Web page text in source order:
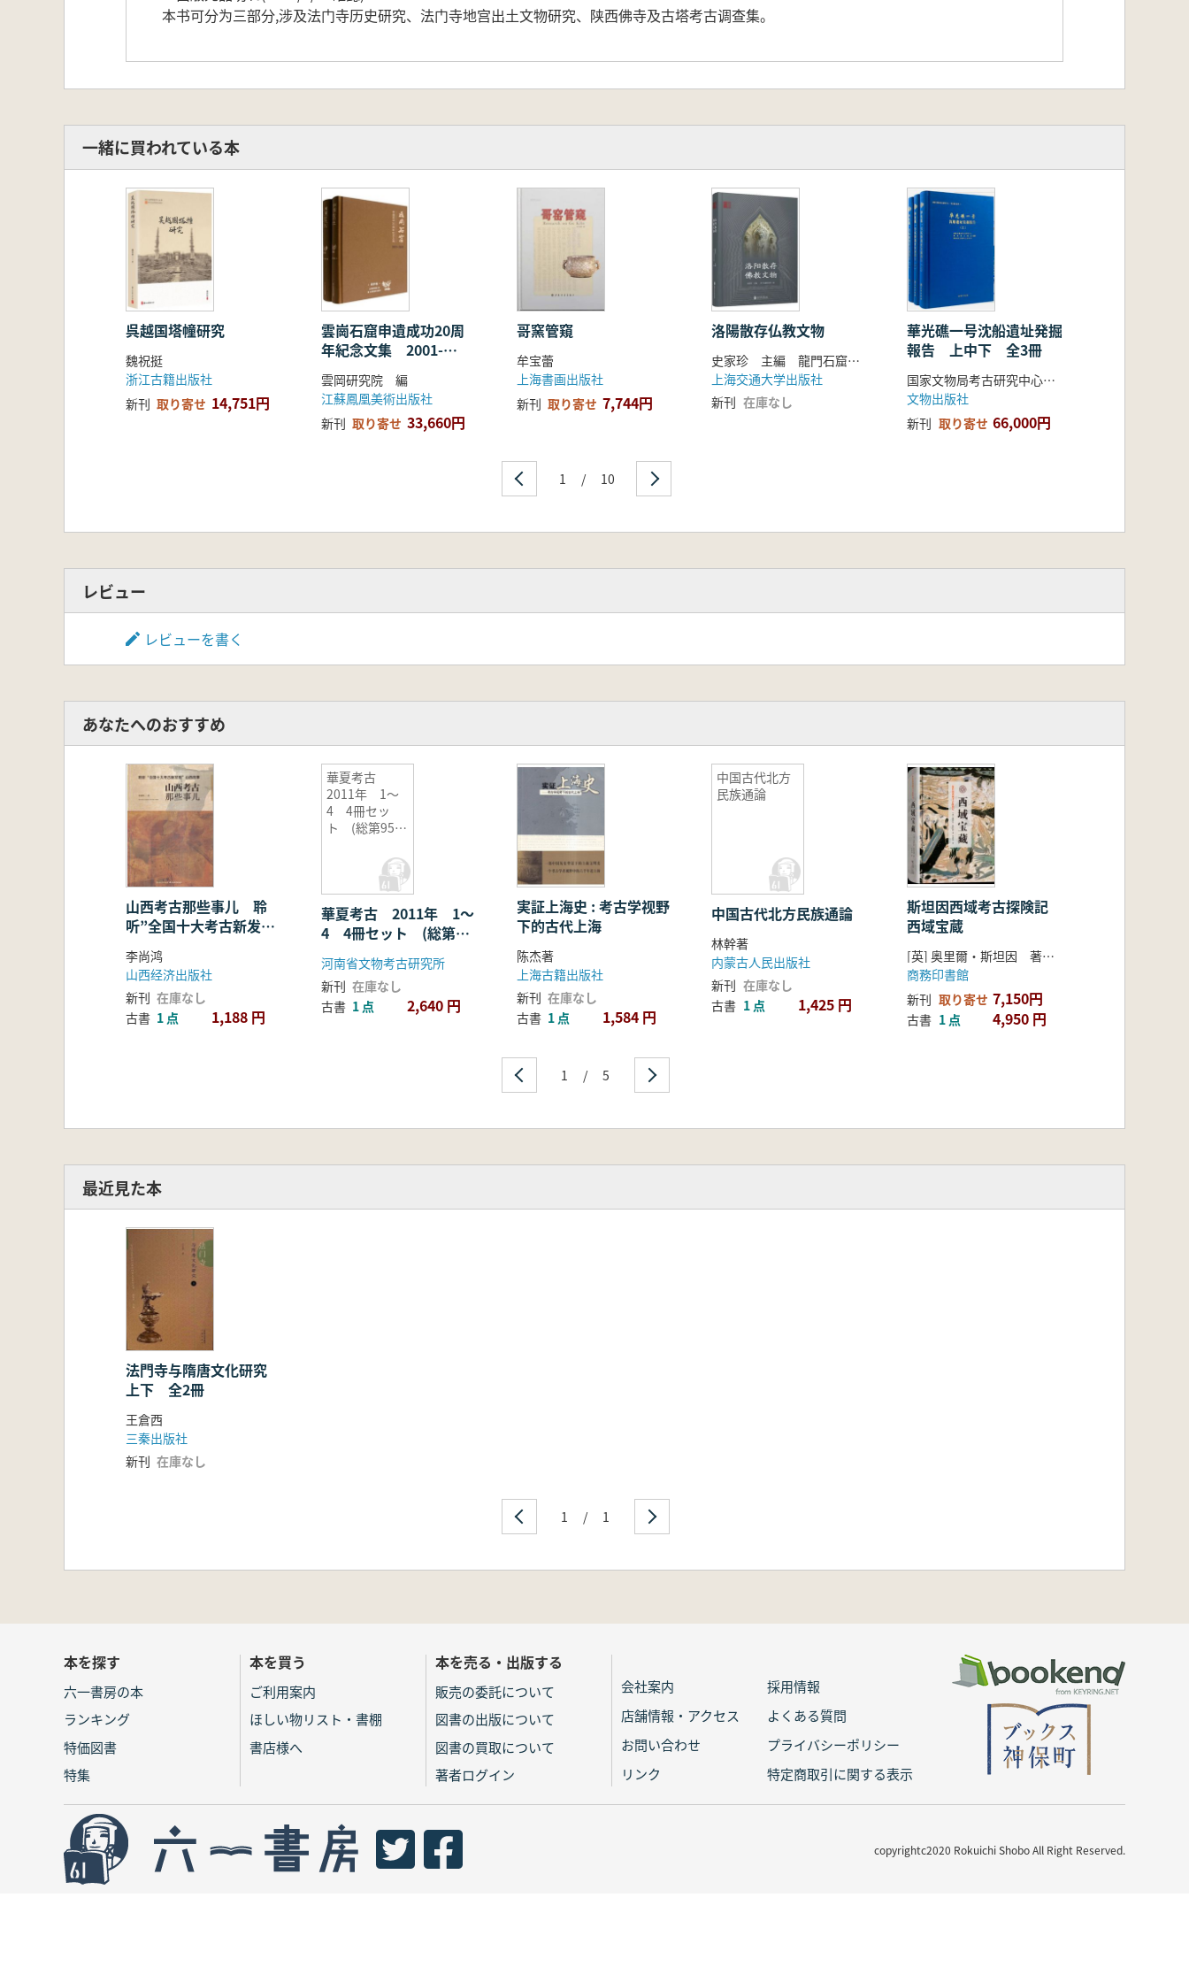
本书可分为三部分,涉及法门寺历史研究、法门寺地宫出土文物研究、陕西佛寺及古塔考古调查集。
一緒に買われている本
呉越国塔幢研究
魏祝挺
浙江古籍出版社
新刊 取り寄せ 14,751円
雲崗石窟申遺成功20周
年紀念文集 2001-
2021 全2冊
雲岡研究院 編
江蘇鳳凰美術出版社
新刊 取り寄せ 33,660円
哥窯管窺
牟宝蕾
上海書画出版社
新刊 取り寄せ 7,744円
洛陽散存仏教文物
史家珍 主編 龍門石窟研究院 編
上海交通大学出版社
新刊 在庫なし
華光礁一号沈船遺址発掘
報告 上中下 全3冊
国家文物局考古研究中心他 編著
文物出版社
新刊 取り寄せ 66,000円
1 / 10
レビュー
レビューを書く
あなたへのおすすめ
山西考古那些事儿 聆
听”全国十大考古新发
现”山西故事
李尚鸿
山西经济出版社
新刊 在庫なし
古書 1 点 1,188 円
華夏考古
2011年 1〜
4 4冊セッ
ト (総第95〜
華夏考古 2011年 1〜
4 4冊セット (総第
95〜98期)
河南省文物考古研究所
新刊 在庫なし
古書 1 点 2,640 円
実証上海史 : 考古学视野
下的古代上海
陈杰著
上海古籍出版社
新刊 在庫なし
古書 1 点 1,584 円
中国古代北方
民族通論
中国古代北方民族通論
林幹著
内蒙古人民出版社
新刊 在庫なし
古書 1 点 1,425 円
斯坦因西域考古探険記
西域宝蔵
[英] 奥里爾・斯坦因 著 巫新華 訳
商務印書館
新刊 取り寄せ 7,150円
古書 1 点 4,950 円
1 / 5
最近見た本
法門寺与隋唐文化研究
上下 全2冊
王倉西
三秦出版社
新刊 在庫なし
1 / 1
本を探す
六一書房の本
ランキング
特価図書
特集
本を買う
ご利用案内
ほしい物リスト・書棚
書店様へ
本を売る・出版する
販売の委託について
図書の出版について
図書の買取について
著者ログイン
会社案内
採用情報
店舗情報・アクセス
よくある質問
お問い合わせ
プライバシーポリシー
リンク
特定商取引に関する表示
copyrightc2020 Rokuichi Shobo All Right Reserved.